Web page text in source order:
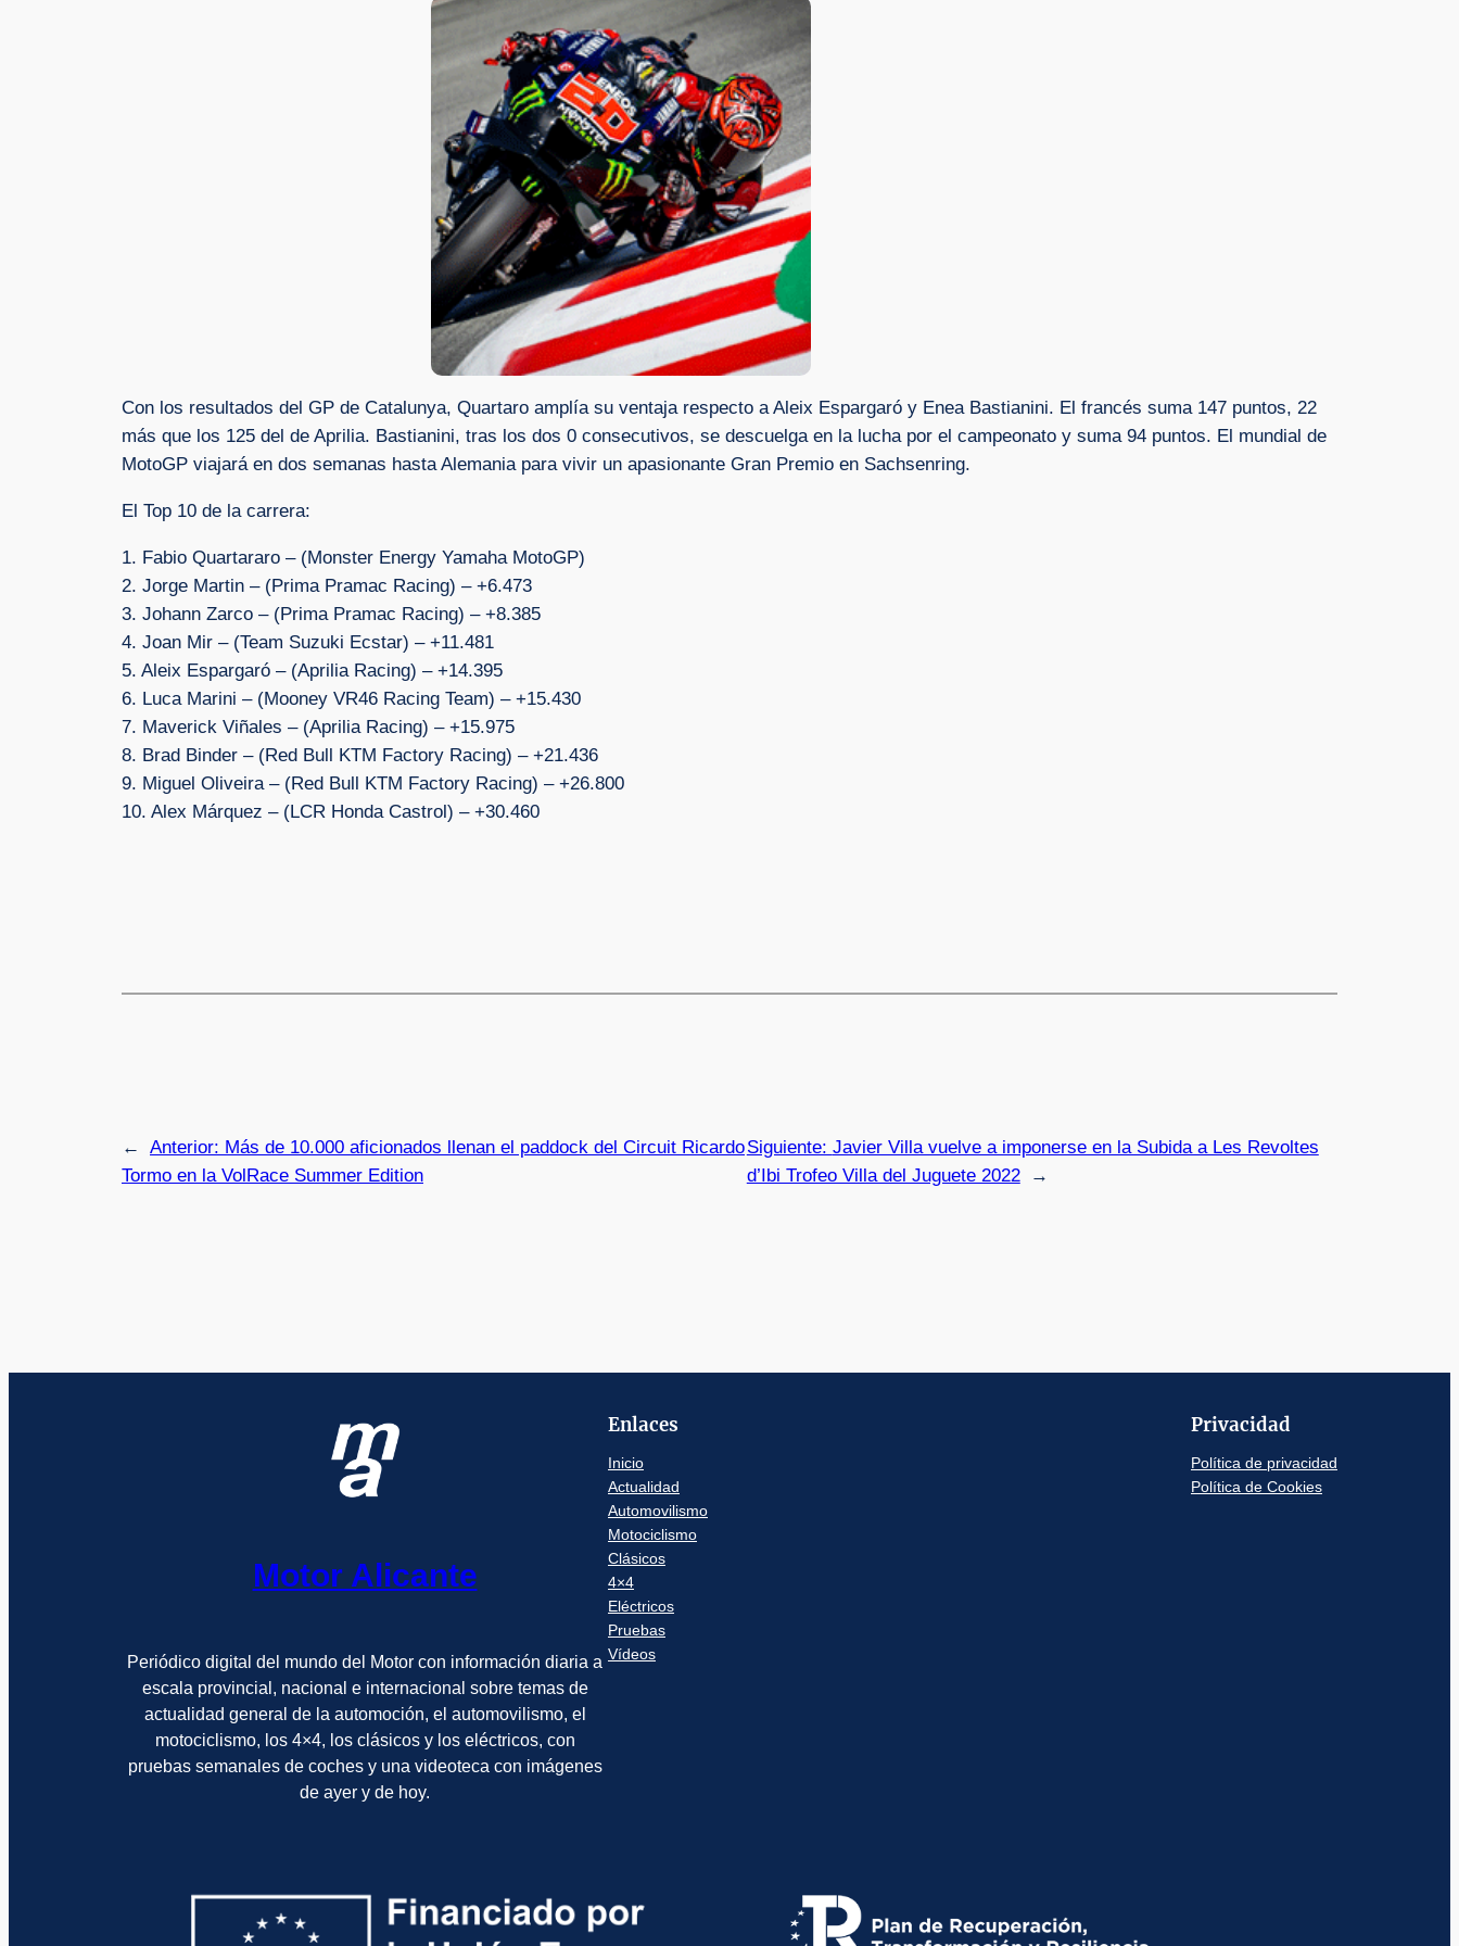
Con los resultados del GP de Catalunya, Quartaro amplía su ventaja respecto a Aleix Espargaró y Enea Bastianini. El francés suma 147 puntos, 22
más que los 125 del de Aprilia. Bastianini, tras los dos 0 consecutivos, se descuelga en la lucha por el campeonato y suma 94 puntos. El mundial de
MotoGP viajará en dos semanas hasta Alemania para vivir un apasionante Gran Premio en Sachsenring.
El Top 10 de la carrera:
1. Fabio Quartararo – (Monster Energy Yamaha MotoGP)
2. Jorge Martin – (Prima Pramac Racing) – +6.473
3. Johann Zarco – (Prima Pramac Racing) – +8.385
4. Joan Mir – (Team Suzuki Ecstar) – +11.481
5. Aleix Espargaró – (Aprilia Racing) – +14.395
6. Luca Marini – (Mooney VR46 Racing Team) – +15.430
7. Maverick Viñales – (Aprilia Racing) – +15.975
8. Brad Binder – (Red Bull KTM Factory Racing) – +21.436
9. Miguel Oliveira – (Red Bull KTM Factory Racing) – +26.800
10. Alex Márquez – (LCR Honda Castrol) – +30.460
← Anterior: Más de 10.000 aficionados llenan el paddock del Circuit Ricardo
Tormo en la VolRace Summer Edition
Siguiente: Javier Villa vuelve a imponerse en la Subida a Les Revoltes
d’Ibi Trofeo Villa del Juguete 2022
→
Motor Alicante
Periódico digital del mundo del Motor con información diaria a
escala provincial, nacional e internacional sobre temas de
actualidad general de la automoción, el automovilismo, el
motociclismo, los 4×4, los clásicos y los eléctricos, con
pruebas semanales de coches y una videoteca con imágenes
de ayer y de hoy.
Enlaces
Inicio
Actualidad
Automovilismo
Motociclismo
Clásicos
4×4
Eléctricos
Pruebas
Vídeos
Privacidad
Política de privacidad
Política de Cookies